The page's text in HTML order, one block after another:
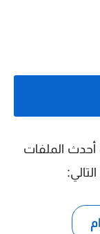
أحدث الملفات